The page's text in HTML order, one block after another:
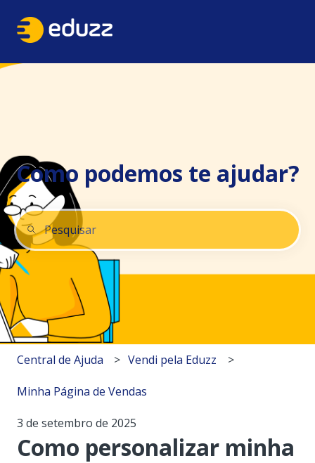
Como podemos te ajudar?
Não há sugestões porque o campo de pesquisa está
Central de Ajuda Vendi pela Eduzz
Minha Página de Vendas
3 de setembro de 2025
Como personalizar minha